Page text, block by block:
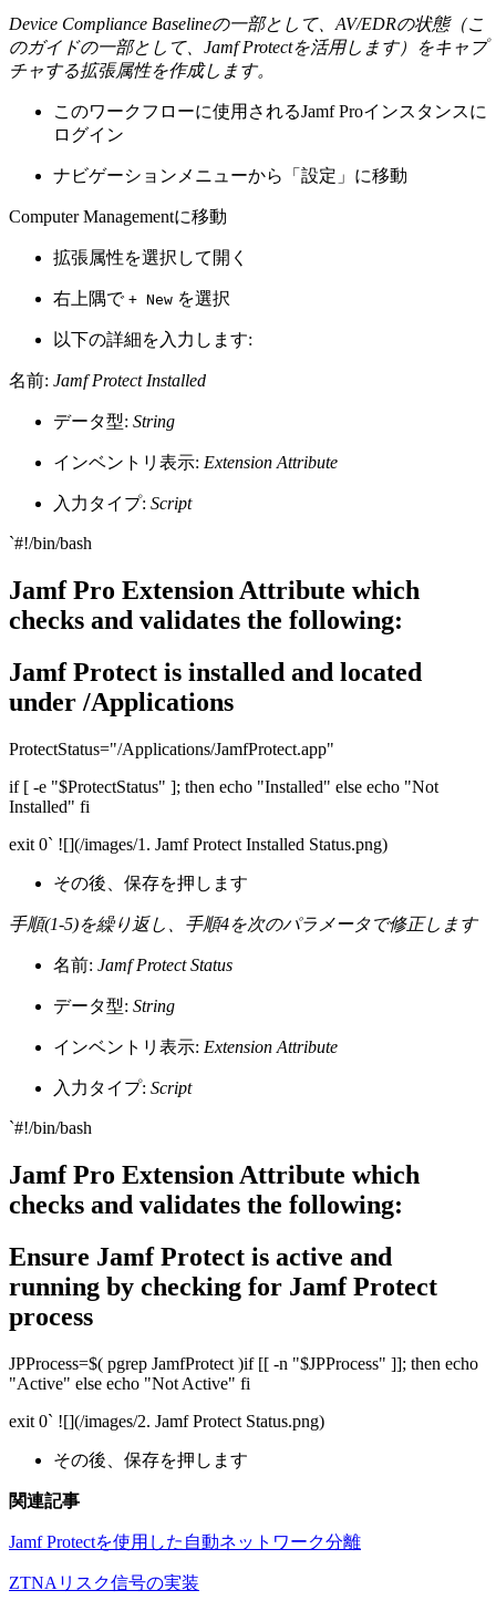
Device Compliance Baselineの一部として、AV/EDRの状態（こ
のガイドの一部として、Jamf Protectを活用します）をキャプ
チャする拡張属性を作成します。
このワークフローに使用されるJamf Proインスタンスに
ログイン
ナビゲーションメニューから「設定」に移動
Computer Managementに移動
拡張属性を選択して開く
右上隅で + New を選択
以下の詳細を入力します:
名前: Jamf Protect Installed
データ型: String
インベントリ表示: Extension Attribute
入力タイプ: Script
`#!/bin/bash
Jamf Pro Extension Attribute which
checks and validates the following:
Jamf Protect is installed and located
under /Applications
ProtectStatus="/Applications/JamfProtect.app"
if [ -e "$ProtectStatus" ]; then echo "Installed" else echo "Not
Installed" fi
exit 0` ![](/images/1. Jamf Protect Installed Status.png)
その後、保存を押します
手順(1-5)を繰り返し、手順4を次のパラメータで修正します
名前: Jamf Protect Status
データ型: String
インベントリ表示: Extension Attribute
入力タイプ: Script
`#!/bin/bash
Jamf Pro Extension Attribute which
checks and validates the following:
Ensure Jamf Protect is active and
running by checking for Jamf Protect
process
JPProcess=$( pgrep JamfProtect ) ​ if [[ -n "$JPProcess" ]]; then echo
"Active" else echo "Not Active" fi
exit 0` ![](/images/2. Jamf Protect Status.png)
その後、保存を押します
関連記事
Jamf Protectを使用した自動ネットワーク分離
ZTNAリスク信号の実装